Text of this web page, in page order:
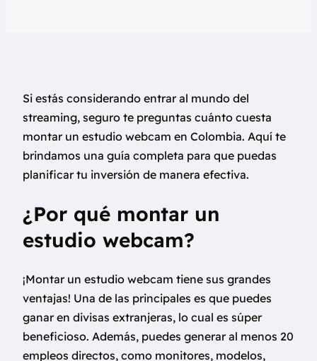
Si estás considerando entrar al mundo del
streaming, seguro te preguntas cuánto cuesta
montar un estudio webcam en Colombia. Aquí te
brindamos una guía completa para que puedas
planificar tu inversión de manera efectiva.
¿Por qué montar un
estudio webcam?
¡Montar un estudio webcam tiene sus grandes
ventajas! Una de las principales es que puedes
ganar en divisas extranjeras, lo cual es súper
beneficioso. Además, puedes generar al menos 20
empleos directos, como monitores, modelos,